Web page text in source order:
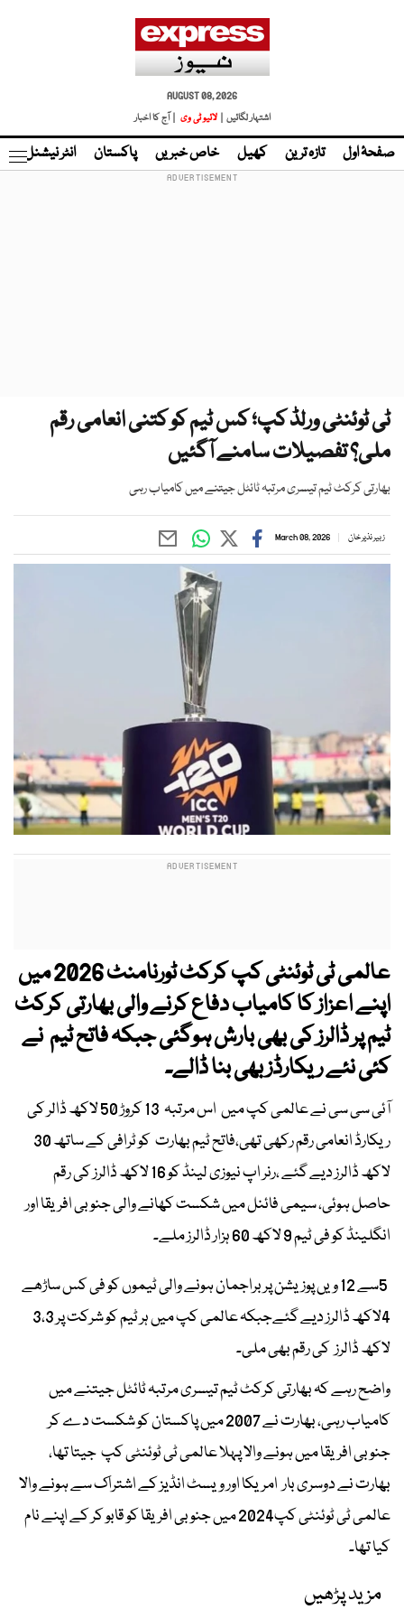
AUGUST 08, 2026
اشتہار لگائیں |
لائیو ٹی وی | آج کا اخبار
صفحۂ اول تازہ ترین کھیل خاص خبریں پاکستان انٹر نیشنل
ٹی ٹوئنٹی ورلڈ کپ؛ کس ٹیم کو کتنی انعامی رقم
ملی؟ تفصیلات سامنے آگئیں
بھارتی کرکٹ ٹیم تیسری مرتبہ ٹائٹل جیتنے میں کامیاب رہی
زبیر نذیر خان March 08, 2026
عالمی ٹی ٹوئنٹی کپ کرکٹ ٹورنامنٹ 2026 میں
اپنے اعزاز کا کامیاب دفاع کرنے والی بھارتی کرکٹ
ٹیم پر ڈالرز کی بھی بارش ہوگئی جبکہ فاتح ٹیم نے
کئی نئے ریکارڈز بھی بنا ڈالے۔
آئی سی سی نے عالمی کپ میں اس مرتبہ 13 کروڑ 50 لاکھ ڈالر کی
ریکارڈ انعامی رقم رکھی تھی،فاتح ٹیم بھارت کو ٹرافی کے ساتھ 30
لاکھ ڈالرز دیے گئے ،رنر اپ نیوزی لینڈ کو 16 لاکھ ڈالرز کی رقم
حاصل ہوئی، سیمی فائنل میں شکست کھانے والی جنوبی افریقا اور
انگلینڈ کو فی ٹیم 9 لاکھ 60 ہزار ڈالرز ملے۔
5سے 12 ویں پوزیشن پر براجمان ہونے والی ٹیموں کو فی کس ساڑھے
4لاکھ ڈالرز دیے گئےجبکہ عالمی کپ میں ہر ٹیم کو شرکت پر 3،3
لاکھ ڈالرز کی رقم بھی ملی۔
واضح رہے کہ بھارتی کرکٹ ٹیم تیسری مرتبہ ٹائٹل جیتنے میں
کامیاب رہی، بھارت نے 2007 میں پاکستان کو شکست دے کر
جنوبی افریقا میں ہونے والا پہلا عالمی ٹی ٹوئنٹی کپ جیتا تھا،
بھارت نے دوسری بار امریکا اور ویسٹ انڈیز کے اشتراک سے ہونے والا
عالمی ٹی ٹوئنٹی کپ2024 میں جنوبی افریقا کو قابو کر کے اپنے نام
کیا تھا۔
مزید پڑھیں